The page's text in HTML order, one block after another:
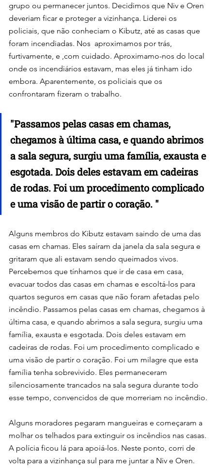
grupo ou permanecer juntos. Decidimos que Niv e Oren
deveriam ficar e proteger a vizinhança. Liderei os
policiais, que não conheciam o Kibutz, até as casas que
foram incendiadas. Nos  aproximamos por trás,
furtivamente, e ,com cuidado. Aproximamo-nos do local
onde os incendiários estavam, mas eles já tinham ido
embora. Aparentemente, os policiais que os
confrontaram fizeram o trabalho.
"Passamos pelas casas em chamas,
chegamos à última casa, e quando abrimos
a sala segura, surgiu uma família, exausta e
esgotada. Dois deles estavam em cadeiras
de rodas. Foi um procedimento complicado
e uma visão de partir o coração. "
Alguns membros do Kibutz estavam saindo de uma das
casas em chamas. Eles saíram da janela da sala segura e
gritaram que ali estavam sendo queimados vivos.
Percebemos que tínhamos que ir de casa em casa,
evacuar todos das casas em chamas e escoltá-los para
quartos seguros em casas que não foram afetadas pelo
incêndio. Passamos pelas casas em chamas, chegamos à
última casa, e quando abrimos a sala segura, surgiu uma
família, exausta e esgotada. Dois deles estavam em
cadeiras de rodas. Foi um procedimento complicado e
uma visão de partir o coração. Foi um milagre que esta
família tenha sobrevivido. Eles permaneceram
silenciosamente trancados na sala segura durante todo
esse tempo, convencidos de que morreriam no incêndio.
Alguns moradores pegaram mangueiras e começaram a
molhar os telhados para extinguir os incêndios nas casas.
A polícia ficou lá para apoiá-los. Neste ponto, corri de
volta para a vizinhança sul para me juntar a Niv e Oren.